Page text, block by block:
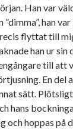
Han var
”dimma”, han
flyttat till
han ur
till att
En del
sätt.
hans
och hoppas på